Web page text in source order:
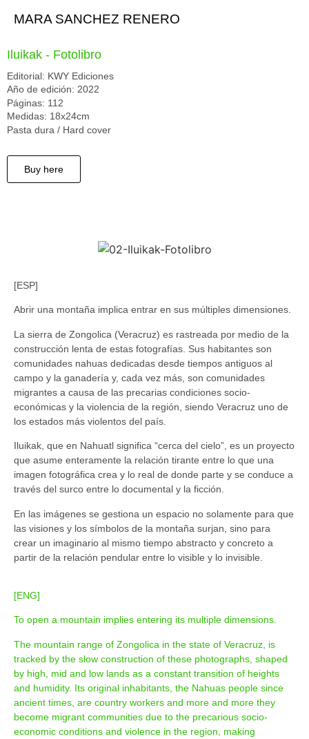
MARA SANCHEZ RENERO
Iluikak - Fotolibro
Editorial: KWY Ediciones
Año de edición: 2022
Páginas: 112
Medidas: 18x24cm
Pasta dura / Hard cover
Buy here
[ESP]
Abrir una montaña implica entrar en sus múltiples dimensiones.
La sierra de Zongolica (Veracruz) es rastreada por medio de la
construcción lenta de estas fotografías. Sus habitantes son
comunidades nahuas dedicadas desde tiempos antiguos al
campo y la ganadería y, cada vez más, son comunidades
migrantes a causa de las precarias condiciones socio-
económicas y la violencia de la región, siendo Veracruz uno de
los estados más violentos del país.
Iluikak, que en Nahuatl significa “cerca del cielo”, es un proyecto
que asume enteramente la relación tirante entre lo que una
imagen fotográfica crea y lo real de donde parte y se conduce a
través del surco entre lo documental y la ficción.
En las imágenes se gestiona un espacio no solamente para que
las visiones y los símbolos de la montaña surjan, sino para
crear un imaginario al mismo tiempo abstracto y concreto a
partir de la relación pendular entre lo visible y lo invisible.
[ENG]
To open a mountain implies entering its multiple dimensions.
The mountain range of Zongolica in the state of Veracruz, is
tracked by the slow construction of these photographs, shaped
by high, mid and low lands as a constant transition of heights
and humidity. Its original inhabitants, the Nahuas people since
ancient times, are country workers and more and more they
become migrant communities due to the precarious socio-
economic conditions and violence in the region, making